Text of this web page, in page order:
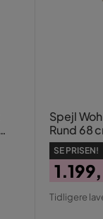
Spejl
Rund 68
SE PRISEN!
Pris
Tidligere